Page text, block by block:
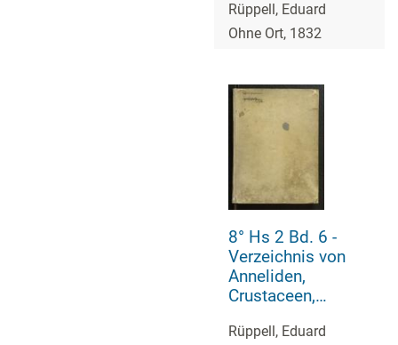
Mollusken,
Säugetieren,
Afrikas
Rüppell, Eduard
Ohne Ort, 1832
8° Hs 2 Bd. 6 -
Verzeichnis von
Anneliden,
Crustaceen,
Mollusken,
Rüppell, Eduard